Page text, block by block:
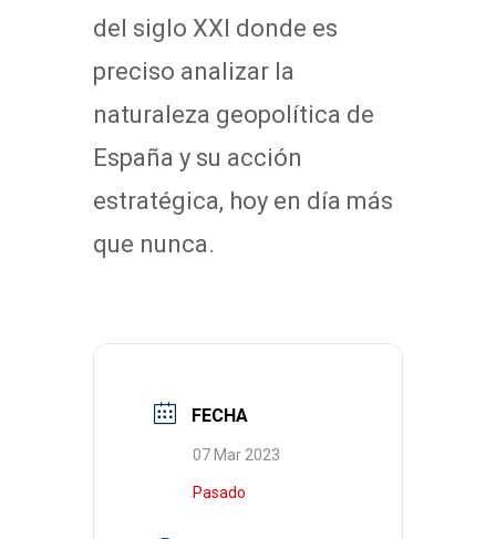
del siglo XXI donde es
preciso analizar la
naturaleza geopolítica de
España y su acción
estratégica, hoy en día más
que nunca.
FECHA
07 Mar 2023
Pasado